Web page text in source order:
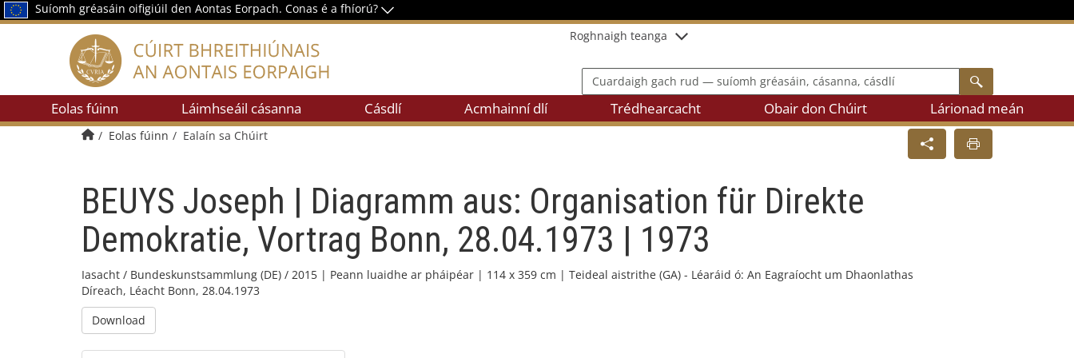
Suíomh gréasáin oifigiúil den Aontas Eorpach. Conas é a fhíorú?
Roghnaigh teanga
Cuardaigh gach rud — suíomh gréasáin, cásanna, cásdlí
Eolas fúinn Láimhseáil cásanna Cásdlí Acmhainní dlí Trédhearcacht Obair don Chúirt Lárionad meán
BaileEolas fúinn Ealaín sa Chúirt
BEUYS Joseph | Diagramm aus: Organisation für Direkte
Demokratie, Vortrag Bonn, 28.04.1973 | 1973
Iasacht / Bundeskunstsammlung (DE) / 2015 | Peann luaidhe ar pháipéar | 114 x 359 cm | Teideal aistrithe (GA) - Léaráid ó: An Eagraíocht um Dhaonlathas
Díreach, Léacht Bonn, 28.04.1973
Download